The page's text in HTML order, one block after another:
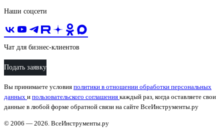
Наши соцсети
Чат для бизнес-клиентов
Подать заявку
Вы принимаете условия политики в отношении обработки персональных
данных и пользовательского соглашения каждый раз, когда оставляете свои
данные в любой форме обратной связи на сайте ВсеИнструменты.ру
© 2006 — 2026. ВсеИнструменты.ру